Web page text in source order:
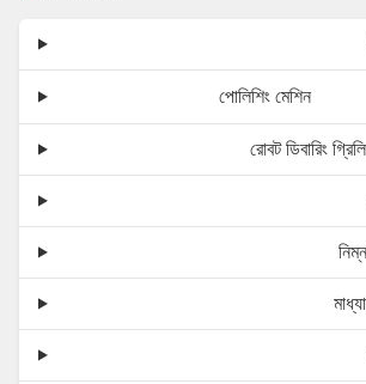
পোলিশিং মেশিন
রোবট ডিবারিং